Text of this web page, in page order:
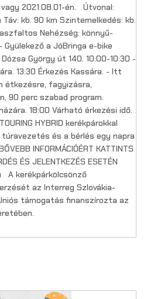
2021.08.01-én. Útvonal:
kb. 90 km Szintemelkedés: kb.
Nehézség: könnyű-
a JóBringa e-bike
György út 140. 10:00-10:30 -
13:30 Érkezés Kassára. - Itt
étkezésre, fagyizásra,
90 perc szabad program.
18:00 Várható érkezési idő.
HYBRID kerékpárokkal
túravezetés és a bérlés egy napra
INFORMÁCIÓÉRT KATTINTS
ÉS JELENTKEZÉS ESETÉN
A kerékpárkölcsönző
az Interreg Szlovákia-
támogatás finanszírozta az